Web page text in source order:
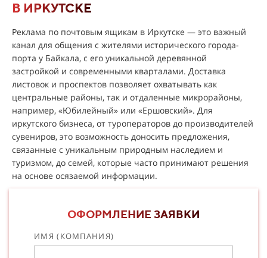
В ИРКУТСКЕ
Реклама по почтовым ящикам в Иркутске — это важный
канал для общения с жителями исторического города-
порта у Байкала, с его уникальной деревянной
застройкой и современными кварталами. Доставка
листовок и проспектов позволяет охватывать как
центральные районы, так и отдаленные микрорайоны,
например, «Юбилейный» или «Ершовский». Для
иркутского бизнеса, от туроператоров до производителей
сувениров, это возможность доносить предложения,
связанные с уникальным природным наследием и
туризмом, до семей, которые часто принимают решения
на основе осязаемой информации.
ОФОРМЛЕНИЕ ЗАЯВКИ
ИМЯ (КОМПАНИЯ)